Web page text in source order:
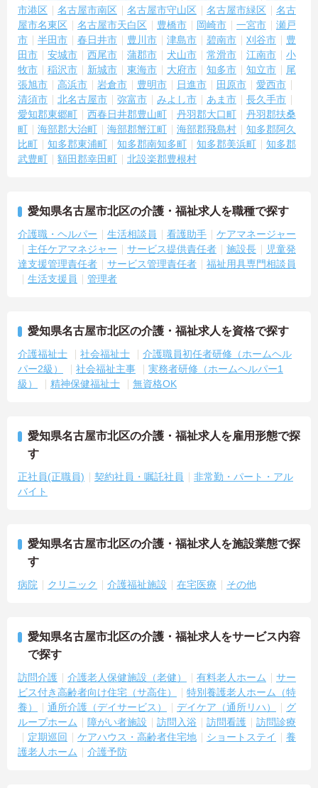
市港区
名古屋市南区 名古屋市守山区 名古屋市緑区
名古
屋市名東区
名古屋市天白区 豊橋市 岡崎市 一宮市
瀬戸
市
半田市 春日井市 豊川市 津島市 碧南市 刈谷市
豊
田市
安城市 西尾市 蒲郡市 犬山市 常滑市 江南市
小
牧市
稲沢市 新城市 東海市 大府市 知多市 知立市
尾
張旭市
高浜市 岩倉市 豊明市 日進市 田原市
愛西市
清須市
北名古屋市 弥富市 みよし市 あま市
長久手市
愛知郡東郷町
西春日井郡豊山町 丹羽郡大口町
丹羽郡扶桑
町
海部郡大治町 海部郡蟹江町 海部郡飛島村
知多郡阿久
比町
知多郡東浦町 知多郡南知多町 知多郡美浜町
知多郡
武豊町
額田郡幸田町 北設楽郡豊根村
愛知県名古屋市北区の介護・福祉求人を職種で探す
介護職・ヘルパー 生活相談員 看護助手
ケアマネージャー
主任ケアマネジャー
サービス提供責任者 施設長
児童発
達支援管理責任者
サービス管理責任者
福祉用具専門相談員
生活支援員
管理者
愛知県名古屋市北区の介護・福祉求人を資格で探す
介護福祉士 社会福祉士
介護職員初任者研修（ホームヘル
パー2級）
社会福祉主事
実務者研修（ホームヘルパー1
級）
精神保健福祉士 無資格OK
愛知県名古屋市北区の介護・福祉求人を雇用形態で探
す
正社員(正職員) 契約社員・嘱託社員
非常勤・パート・アル
バイト
愛知県名古屋市北区の介護・福祉求人を施設業態で探
す
病院 クリニック 介護福祉施設 在宅医療 その他
愛知県名古屋市北区の介護・福祉求人をサービス内容
で探す
訪問介護 介護老人保健施設（老健） 有料老人ホーム
サー
ビス付き高齢者向け住宅（サ高住）
特別養護老人ホーム（特
養）
通所介護（デイサービス） デイケア（通所リハ）
グ
ループホーム
障がい者施設 訪問入浴 訪問看護
訪問診療
定期巡回
ケアハウス・高齢者住宅地 ショートステイ
養
護老人ホーム
介護予防